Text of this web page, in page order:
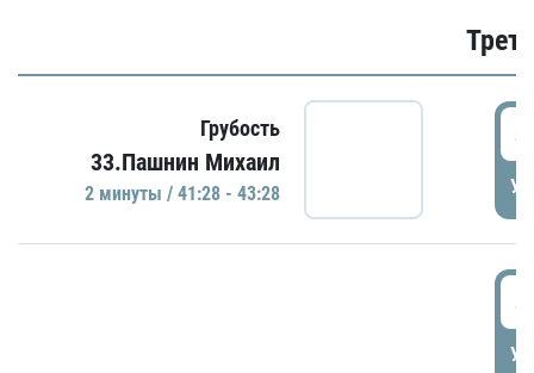
Грубость
33.Пашнин Михаил
2 минуты / 41:28 - 43:28